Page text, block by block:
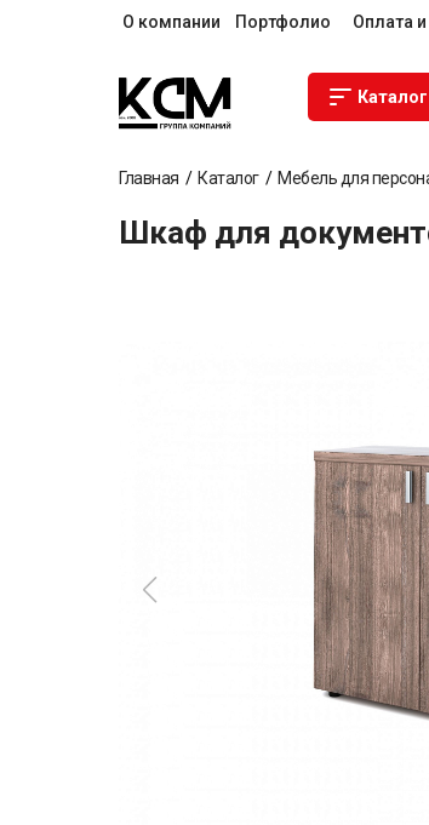
О компании Портфолио Оплата
Каталог
Главная Каталог Мебель для
Шкаф для